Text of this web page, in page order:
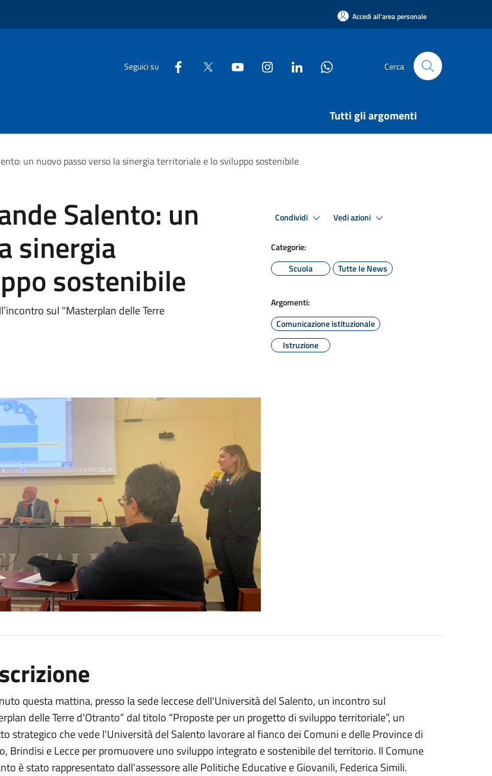
Accedi all'area personale
Seguici su Cerca
Tutti gli argomenti
un nuovo passo verso la sinergia territoriale e lo sviluppo sostenibile
Salento: un
sinergia
sostenibile
sul "Masterplan delle Terre
Condividi Vedi azioni
Categorie:
Scuola
Tutte le News
Argomenti:
Comunicazione istituzionale
Istruzione
questa mattina, presso la sede leccese dell'Università del Salento, un incontro sul
delle Terre d'Otranto” dal titolo “Proposte per un progetto di sviluppo territoriale”, un
strategico che vede l'Università del Salento lavorare al fianco dei Comuni e delle Province di
Brindisi e Lecce per promuovere uno sviluppo integrato e sostenibile del territorio. Il Comune
è stato rappresentato dall'assessore alle Politiche Educative e Giovanili, Federica Simili.